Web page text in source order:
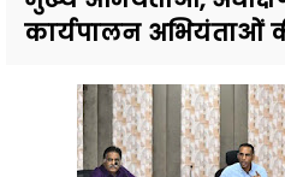
कार्यपालन अभियंताओं